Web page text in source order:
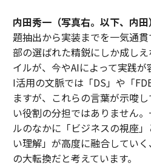
内田秀一（写真右。以下、内田）
題抽出から実装までを一気通
部の選ばれた精鋭にしか成し
イルが、今やAIによって実践
I活用の文脈では「DS」や「
ますが、これらの言葉が示唆
い役割の分担ではありません
ルのなかに「ビジネスの視座
い理解」が高度に融合してい
の大転換だと考えています。